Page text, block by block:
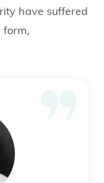
have suffered
form,